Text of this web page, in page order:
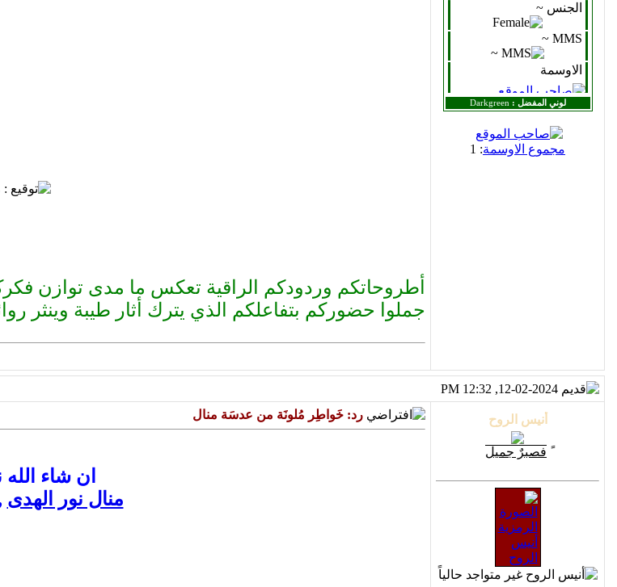
الجنس ~
الاوسمة
لوني المفضل : Darkgreen
مجموع الاوسمة: 1
أطروحاتكم وردودكم الراقية تعكس ما مدى توازن
جملوا حضوركم بتفاعلكم الذي يترك أثار طيبة وينثر
فصبرٌ جميل
رد: خَواطِر مُلونَة من عدسَة منال
ان شاء
منال نور الهدى